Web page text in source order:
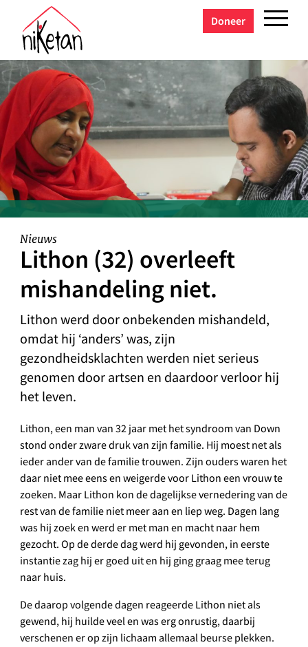
Doneer
Nieuws
Lithon (32) overleeft
mishandeling niet.
Lithon werd door onbekenden mishandeld,
omdat hij ‘anders’ was, zijn
gezondheidsklachten werden niet serieus
genomen door artsen en daardoor verloor hij
het leven.
Lithon, een man van 32 jaar met het syndroom van Down
stond onder zware druk van zijn familie. Hij moest net als
ieder ander van de familie trouwen. Zijn ouders waren het
daar niet mee eens en weigerde voor Lithon een vrouw te
zoeken. Maar Lithon kon de dagelijkse vernedering van de
rest van de familie niet meer aan en liep weg. Dagen lang
was hij zoek en werd er met man en macht naar hem
gezocht. Op de derde dag werd hij gevonden, in eerste
instantie zag hij er goed uit en hij ging graag mee terug
naar huis.
De daarop volgende dagen reageerde Lithon niet als
gewend, hij huilde veel en was erg onrustig, daarbij
verschenen er op zijn lichaam allemaal beurse plekken.